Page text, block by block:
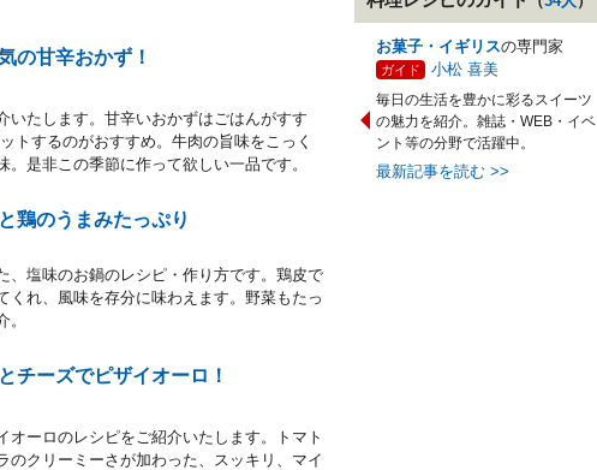
の甘辛おかず！
いたします。甘辛いおかずはごはんがすす
トするのがおすすめ。牛肉の旨味をこっく
是非この季節に作って欲しい一品です。
鶏のうまみたっぷり
、塩味のお鍋のレシピ・作り方です。鶏皮で
れ、風味を存分に味わえます。野菜もたっ
ーズでピザイオーロ！
ーロのレシピをご紹介いたします。トマト
クリーミーさが加わった、スッキリ、マイ
お菓子・イギリスの専門家
ガイド 小松 喜美
毎日の生活を豊かに彩るスイーツ
の魅力を紹介。雑誌・WEB・イベ
ント等の分野で活躍中。
最新記事を読む >>